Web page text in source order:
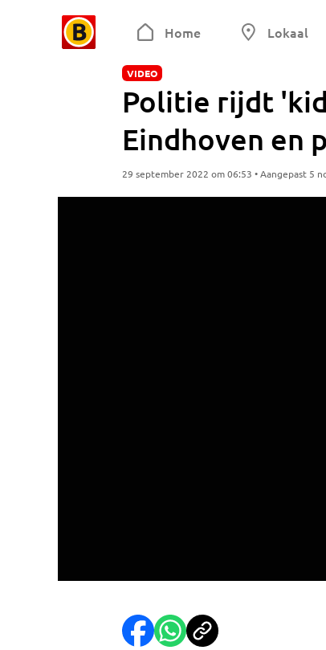
Home Lokaal
VIDEO
Politie rijdt
Eindhoven en
29 september 2022 om 06:53 • Aangepast 5